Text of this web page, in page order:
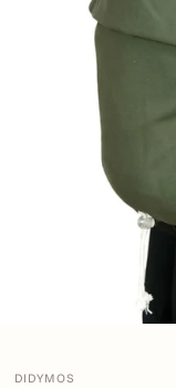
DIDYMOS